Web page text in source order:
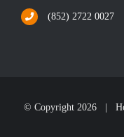
(852) 2722 0027
© Copyright 2026 | Ho